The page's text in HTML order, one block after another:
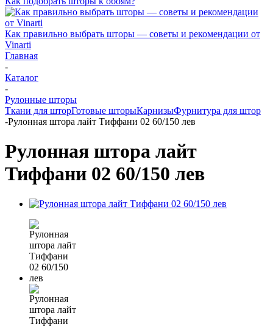
Как правильно выбрать шторы — советы и рекомендации от
Vinarti
Главная
-
Каталог
-
Рулонные шторы
Ткани для шторГотовые шторыКарнизыФурнитура для штор
-Рулонная штора лайт Тиффани 02 60/150 лев
Рулонная штора лайт
Тиффани 02 60/150 лев